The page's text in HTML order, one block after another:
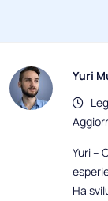
Yuri
Yuri –
Ha